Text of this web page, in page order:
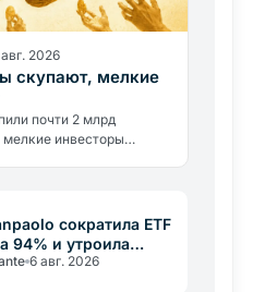
2026
скупают, мелкие
почти 2 млрд
мелкие инвесторы
сократила ETF
94% и утроила
Ethereum
6 авг. 2026